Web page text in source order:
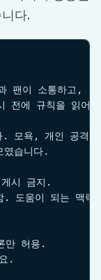
다.
팬이 소통하고,
전에 규칙을 읽어
. 모욕, 개인 공격,
습니다.
시 금지.
도움이 되는 맥락
만 허용.
.